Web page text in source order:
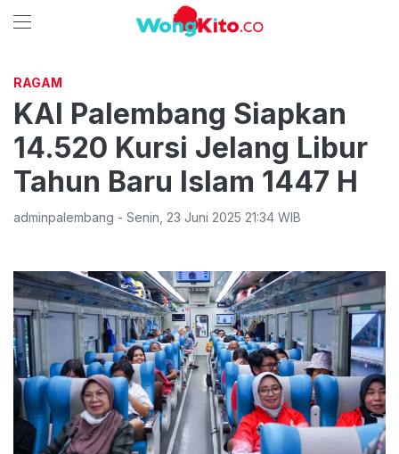
RAGAM
KAI Palembang Siapkan
14.520 Kursi Jelang Libur
Tahun Baru Islam 1447 H
adminpalembang - Senin 23 Juni 2025 21:34 WIB